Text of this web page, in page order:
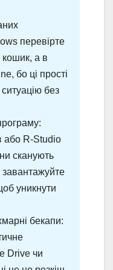
перевірте
кошик, а в
бо ці прості
без
або R-Studio
сканують
уникнути
бекапи:
Drive чи